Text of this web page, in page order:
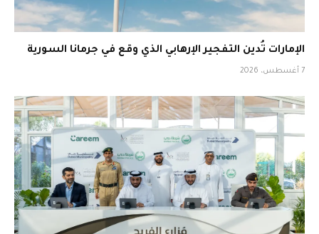
الإمارات تُدين التفجير الإرهابي الذي وقع في جرمانا السورية
7 أغسطس، 2026